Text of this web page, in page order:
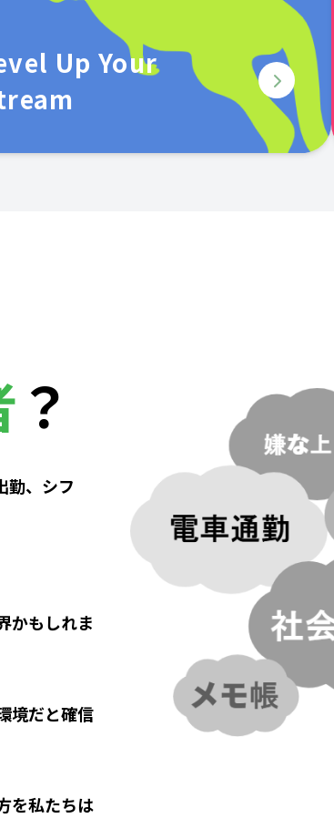
Up Your
？
勤、シフ
かもしれま
境だと確信
を私たちは